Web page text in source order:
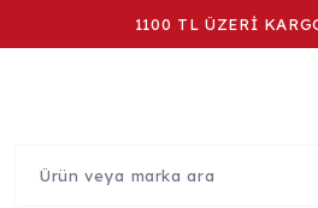
1100 TL ÜZERİ